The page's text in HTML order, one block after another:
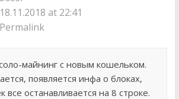
18.11.2018 at 22:41
Permalink
майнинг с новым кошельком.
появляется инфа о блоках,
все останавливается на 8 строке.